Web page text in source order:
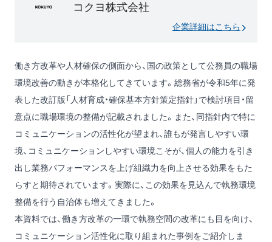
コクヨ株式会社
企業詳細はこちら
働き方改革や人材確保の側面から、国の政策として公務員の職場
環境改善の動きが本格化してきています。総務省が令和5年に発
表した改訂版「人材育成・確保基本方針策定指針」で検討項目・留
意点に職場環境の整備が記載されました。また、同指針内で特に
コミュニケーションの活性化が望まれ、誰もが発言しやすい環
境、コミュニケーションしやすい環境こそが、個人の能力を引き
出し業務パフォーマンスを上げ組織力を向上させる効果をもた
らすと期待されています。実際に、この効果を見込んで執務環境
整備を行う自治体も増えてきました。
本資料では、働き方改革の一環で執務空間の改革にも目を向け、
コミュニケーション活性化に取り組まれた事例をご紹介しま